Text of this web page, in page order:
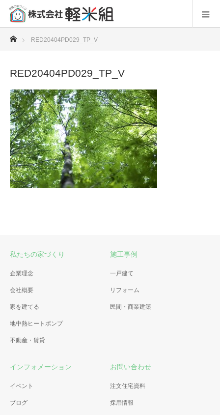
ホーム
RED20404PD029_TP_V
RED20404PD029_TP_V
私たちの家づくり
企業理念
会社概要
家を建てる
地中熱ヒートポンプ
不動産・賃貸
施工事例
一戸建て
リフォーム
民間・商業建築
インフォメーション
イベント
ブログ
お問い合わせ
注文住宅資料
採用情報